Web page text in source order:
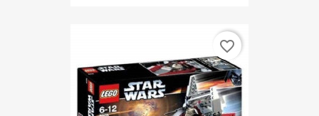
favorite_border